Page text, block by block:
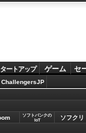
ートアップ ゲーム セ
ChallengersJP
ソフトバンクの
IoT
ソフクリ